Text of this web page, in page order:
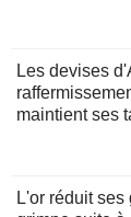
Les devises
maintient ses
L'or réduit